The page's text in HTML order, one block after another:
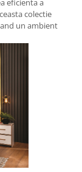
colectie
un ambient